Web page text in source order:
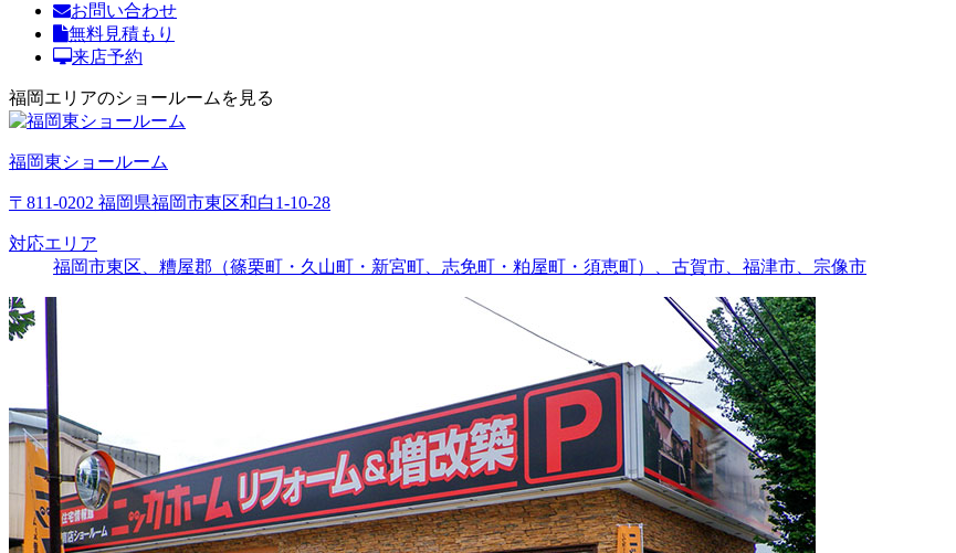
お問い合わせ
無料見積もり
来店予約
福岡エリアのショールームを見る
福岡東ショールーム
〒811-0202 福岡県福岡市東区和白1-10-28
対応エリア
福岡市東区、糟屋郡（篠栗町・久山町・新宮町、志免町・粕屋町・須恵町）、古賀市、福津市、宗像市